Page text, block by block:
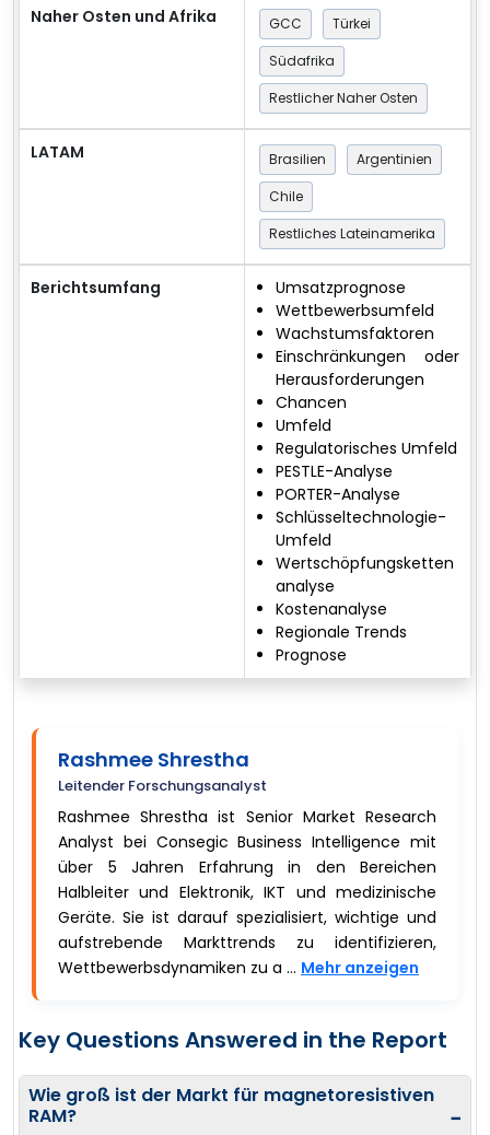
Naher Osten und Afrika GCC
Türkei
Südafrika
Restlicher Naher Osten
LATAM Brasilien
Argentinien
Chile
Restliches Lateinamerika
Berichtsumfang
Umsatzprognose
Wettbewerbsumfeld
Wachstumsfaktoren
Einschränkungen oder
Herausforderungen
Chancen
Umfeld
Regulatorisches Umfeld
PESTLE-Analyse
PORTER-Analyse
Schlüsseltechnologie-
Umfeld
Wertschöpfungsketten
analyse
Kostenanalyse
Regionale Trends
Prognose
Rashmee Shrestha
Leitender Forschungsanalyst
Rashmee Shrestha ist Senior Market Research
Analyst bei Consegic Business Intelligence mit
über 5 Jahren Erfahrung in den Bereichen
Halbleiter und Elektronik, IKT und medizinische
Geräte. Sie ist darauf spezialisiert, wichtige und
aufstrebende Markttrends zu identifizieren,
Wettbewerbsdynamiken zu a ... Mehr anzeigen
Key Questions Answered in the Report
Wie groß ist der Markt für magnetoresistiven
RAM?
−